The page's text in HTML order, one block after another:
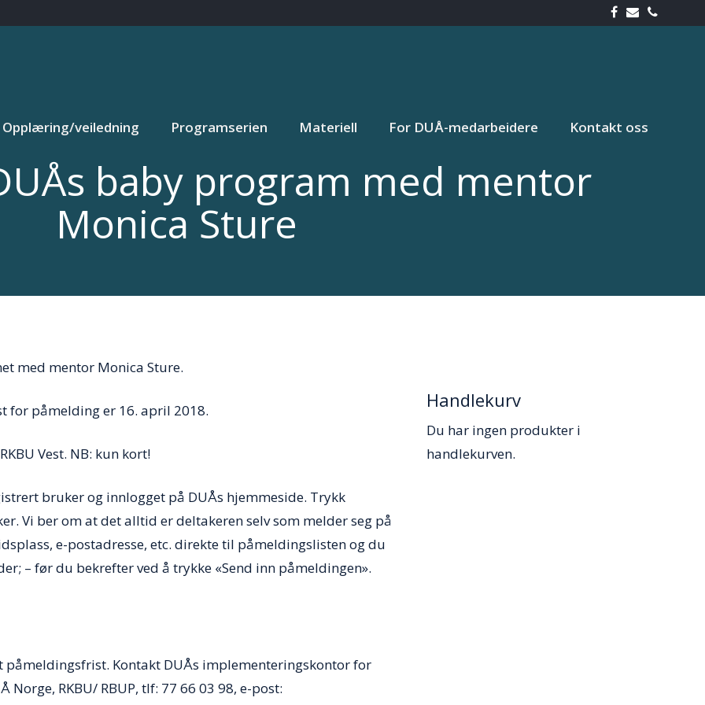
Opplæring/veiledning Programserien Materiell For DUÅ-medarbeidere Kontakt oss
baby program med mentor
Monica Sture
med mentor Monica Sture.
for påmelding er 16. april 2018.
Vest. NB: kun kort!
bruker og innlogget på DUÅs hjemmeside. Trykk
Vi ber om at det alltid er deltakeren selv som melder seg på
e-postadresse, etc. direkte til påmeldingslisten og du
– før du bekrefter ved å trykke «Send inn påmeldingen».
Kontakt DUÅs implementeringskontor for
RKBU/ RBUP, tlf: 77 66 03 98, e-post:
Handlekurv
Du har ingen produkter i
handlekurven.